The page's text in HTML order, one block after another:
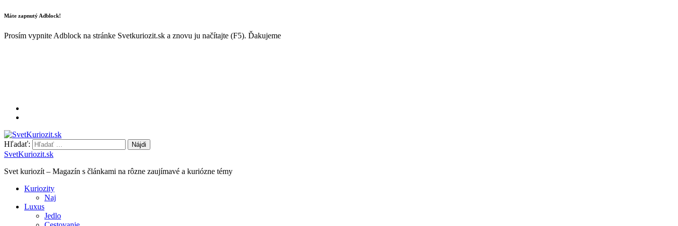
Máte zapnutý Adblock!
Prosím vypnite Adblock na stránke Svetkuriozit.sk a znovu ju načítajte (F5). Ďakujeme
Hľadať:
SvetKuriozit.sk
Svet kuriozít – Magazín s článkami na rôzne zaujímavé a kuriózne témy
Kuriozity
Naj
Luxus
Jedlo